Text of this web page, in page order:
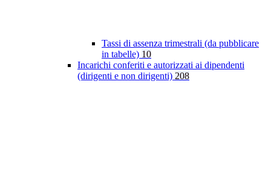
Tassi di assenza trimestrali (da pubblicare
in tabelle) 10
Incarichi conferiti e autorizzati ai dipendenti
(dirigenti e non dirigenti) 208